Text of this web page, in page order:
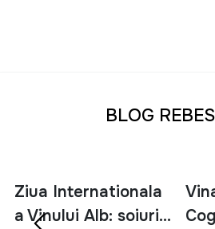
BLOG
Ziua Internationala
a Vinului Alb: soiuri,